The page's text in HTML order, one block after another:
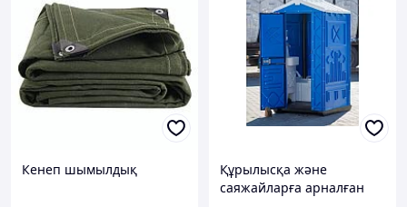
Кенеп шымылдық
Құрылысқа және
саяжайларға арналған